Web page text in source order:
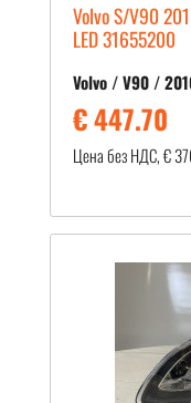
Volvo S/V90
LED 31655200
Volvo / V90 /
€ 447.70
Цена без НДС, €